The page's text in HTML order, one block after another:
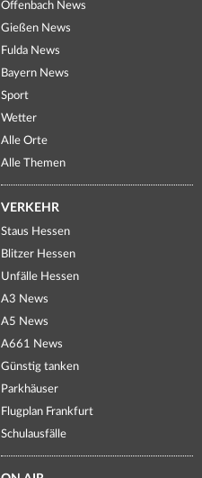
Offenbach News
Gießen News
Fulda News
Bayern News
Sport
Wetter
Alle Orte
Alle Themen
VERKEHR
Staus Hessen
Blitzer Hessen
Unfälle Hessen
A3 News
A5 News
A661 News
Günstig tanken
Parkhäuser
Flugplan Frankfurt
Schulausfälle